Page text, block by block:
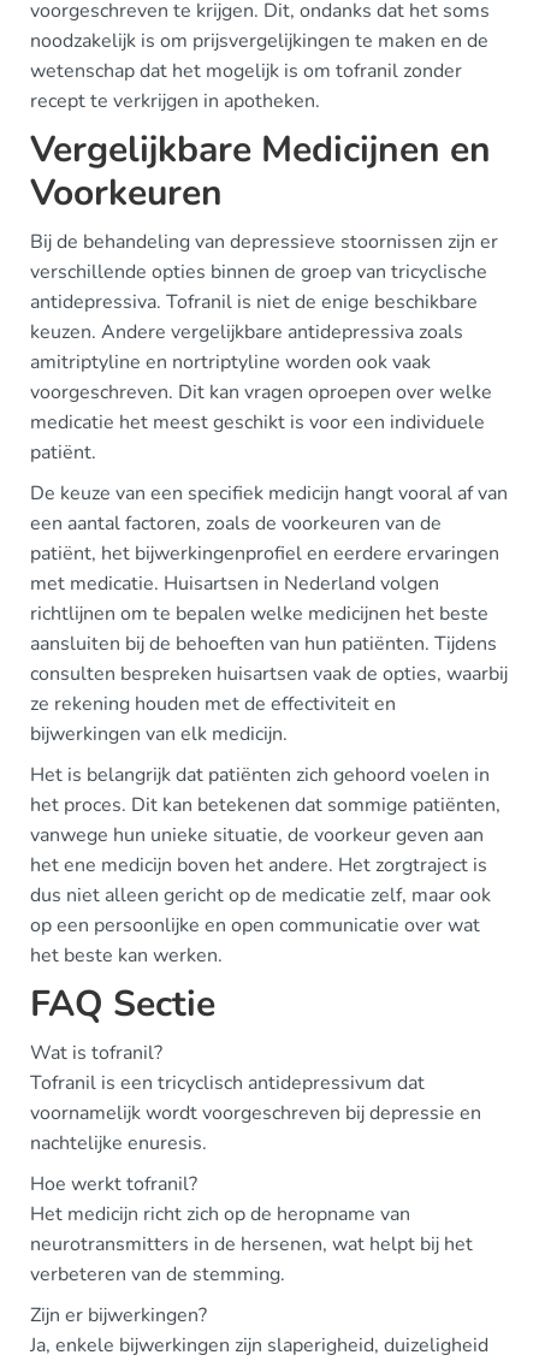
voorgeschreven te krijgen. Dit, ondanks dat het soms
noodzakelijk is om prijsvergelijkingen te maken en de
wetenschap dat het mogelijk is om tofranil zonder
recept te verkrijgen in apotheken.
Vergelijkbare Medicijnen en
Voorkeuren
Bij de behandeling van depressieve stoornissen zijn er
verschillende opties binnen de groep van tricyclische
antidepressiva. Tofranil is niet de enige beschikbare
keuzen. Andere vergelijkbare antidepressiva zoals
amitriptyline en nortriptyline worden ook vaak
voorgeschreven. Dit kan vragen oproepen over welke
medicatie het meest geschikt is voor een individuele
patiënt.
De keuze van een specifiek medicijn hangt vooral af van
een aantal factoren, zoals de voorkeuren van de
patiënt, het bijwerkingenprofiel en eerdere ervaringen
met medicatie. Huisartsen in Nederland volgen
richtlijnen om te bepalen welke medicijnen het beste
aansluiten bij de behoeften van hun patiënten. Tijdens
consulten bespreken huisartsen vaak de opties, waarbij
ze rekening houden met de effectiviteit en
bijwerkingen van elk medicijn.
Het is belangrijk dat patiënten zich gehoord voelen in
het proces. Dit kan betekenen dat sommige patiënten,
vanwege hun unieke situatie, de voorkeur geven aan
het ene medicijn boven het andere. Het zorgtraject is
dus niet alleen gericht op de medicatie zelf, maar ook
op een persoonlijke en open communicatie over wat
het beste kan werken.
FAQ Sectie
Wat is tofranil?
Tofranil is een tricyclisch antidepressivum dat
voornamelijk wordt voorgeschreven bij depressie en
nachtelijke enuresis.
Hoe werkt tofranil?
Het medicijn richt zich op de heropname van
neurotransmitters in de hersenen, wat helpt bij het
verbeteren van de stemming.
Zijn er bijwerkingen?
Ja, enkele bijwerkingen zijn slaperigheid, duizeligheid